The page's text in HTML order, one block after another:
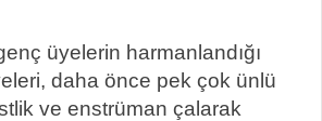
üyelerin harmanlandığı
daha önce pek çok ünlü
ve enstrüman çalarak